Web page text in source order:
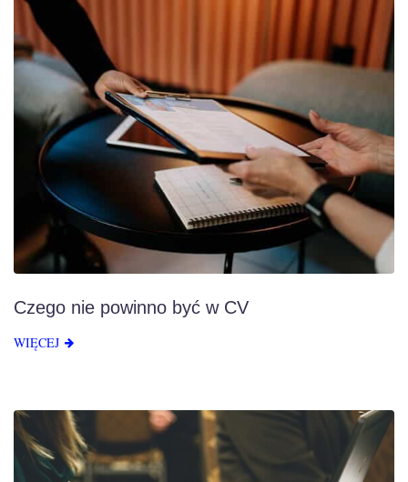
Czego nie powinno być w CV
WIĘCEJ